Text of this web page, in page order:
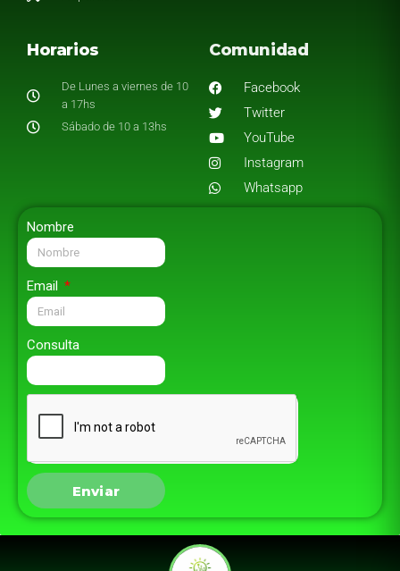
Horarios
De Lunes a viernes de 10
a 17hs
Sábado de 10 a 13hs
Comunidad
Facebook
Twitter
YouTube
Instagram
Whatsapp
Nombre
Email
Consulta
Enviar